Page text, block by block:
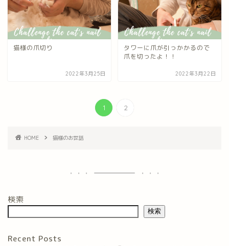
猫様の爪切り
2022年3月25日
タワーに爪が引っかかるので
爪を切ったよ！！
2022年3月22日
1 2
HOME 猫様のお世話
検索
検索
Recent Posts